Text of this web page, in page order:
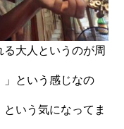
大人というのが周
」という感じなの
いう気になってま